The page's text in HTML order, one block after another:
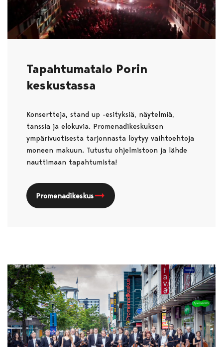
Tapahtumatalo Porin
keskustassa
Konsertteja, stand up -esityksiä, näytelmiä,
tanssia ja elokuvia. Promenadikeskuksen
ympärivuotisesta tarjonnasta löytyy vaihtoehtoja
moneen makuun. Tutustu ohjelmistoon ja lähde
nauttimaan tapahtumista!
Promenadikeskus